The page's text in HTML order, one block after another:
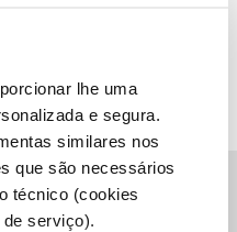
lhe uma
e segura.
similares nos
que são necessários
técnico (cookies
serviço).
e pago para toda gente?
que por usar apple tv que nao